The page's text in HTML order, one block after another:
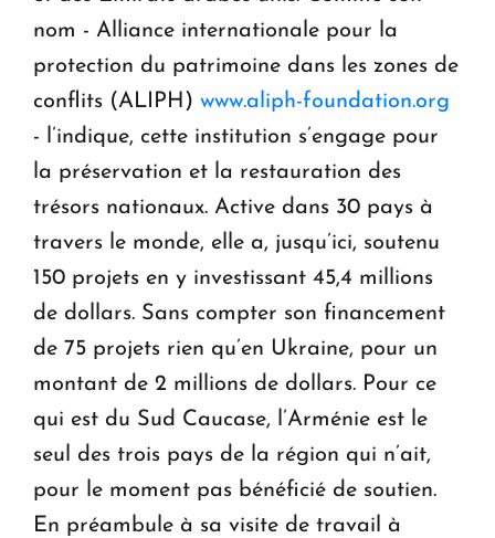
nom - Alliance internationale pour la
protection du patrimoine dans les zones de
conflits (ALIPH) www.aliph-foundation.org
- l’indique, cette institution s’engage pour
la préservation et la restauration des
trésors nationaux. Active dans 30 pays à
travers le monde, elle a, jusqu’ici, soutenu
150 projets en y investissant 45,4 millions
de dollars. Sans compter son financement
de 75 projets rien qu’en Ukraine, pour un
montant de 2 millions de dollars. Pour ce
qui est du Sud Caucase, l’Arménie est le
seul des trois pays de la région qui n’ait,
pour le moment pas bénéficié de soutien.
En préambule à sa visite de travail à